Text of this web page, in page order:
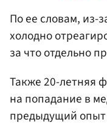
По ее словам, из-
холодно
за что отдельно
Также 20-летняя
на попадание в
предыдущий